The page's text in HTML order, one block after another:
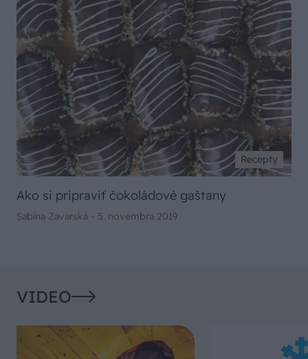
Recepty
Ako si pripraviť čokoládové gaštany
Sabína Zavarská - 5. novembra 2019
VIDEO